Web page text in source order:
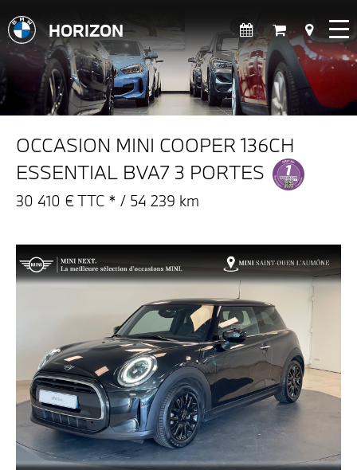
HORIZON
OCCASION MINI COOPER 136CH
ESSENTIAL BVA7 3 PORTES
30 410 € TTC * / 54 239 km